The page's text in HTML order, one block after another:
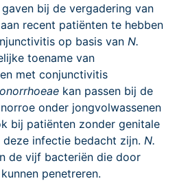
bij de vergadering van
recent patiënten te hebben
op basis van N.
toename van
met conjunctivitis
kan passen bij de
onder jongvolwassenen
bij patiënten zonder genitale
infectie bedacht zijn. N.
de vijf bacteriën die door
penetreren.